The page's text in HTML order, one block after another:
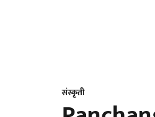
संस्कृती